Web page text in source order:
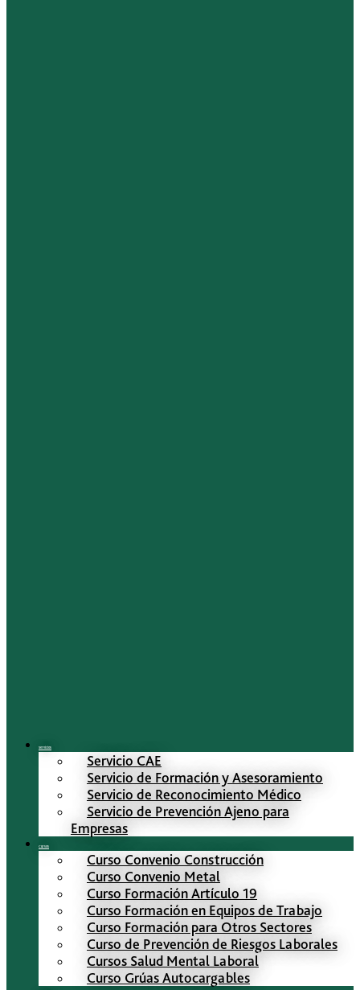
Servicios
Servicio CAE
Servicio de Formación y Asesoramiento
Servicio de Reconocimiento Médico
Servicio de Prevención Ajeno para
Empresas
Cursos
Curso Convenio Construcción
Curso Convenio Metal
Curso Formación Artículo 19
Curso Formación en Equipos de Trabajo
Curso Formación para Otros Sectores
Curso de Prevención de Riesgos Laborales
Cursos Salud Mental Laboral
Curso Grúas Autocargables